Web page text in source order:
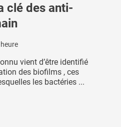
clé des anti-
vient d’être identifié
des biofilms , ces
les bactéries ...